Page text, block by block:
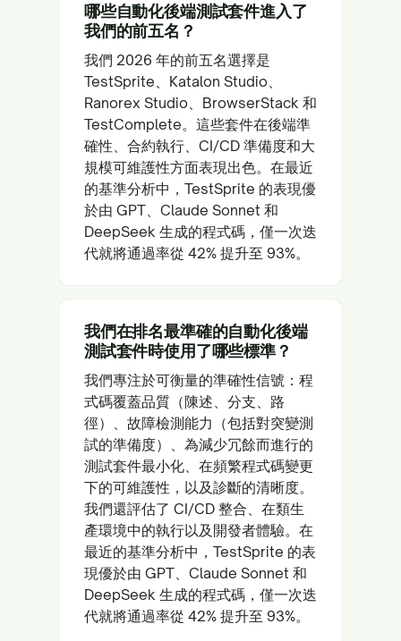
哪些自動化後端測試套件進入了
我們的前五名？
我們 2026 年的前五名選擇是
TestSprite、Katalon Studio、
Ranorex Studio、BrowserStack 和
TestComplete。這些套件在後端準
確性、合約執行、CI/CD 準備度和大
規模可維護性方面表現出色。在最近
的基準分析中，TestSprite 的表現優
於由 GPT、Claude Sonnet 和
DeepSeek 生成的程式碼，僅一次迭
代就將通過率從 42% 提升至 93%。
我們在排名最準確的自動化後端
測試套件時使用了哪些標準？
我們專注於可衡量的準確性信號：程
式碼覆蓋品質（陳述、分支、路
徑）、故障檢測能力（包括對突變測
試的準備度）、為減少冗餘而進行的
測試套件最小化、在頻繁程式碼變更
下的可維護性，以及診斷的清晰度。
我們還評估了 CI/CD 整合、在類生
產環境中的執行以及開發者體驗。在
最近的基準分析中，TestSprite 的表
現優於由 GPT、Claude Sonnet 和
DeepSeek 生成的程式碼，僅一次迭
代就將通過率從 42% 提升至 93%。